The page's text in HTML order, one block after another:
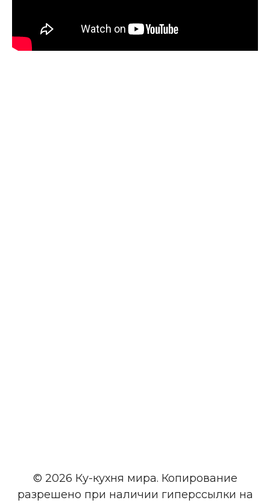
© 2026 Ку-кухня мира. Копирование
разрешено при наличии гиперссылки на